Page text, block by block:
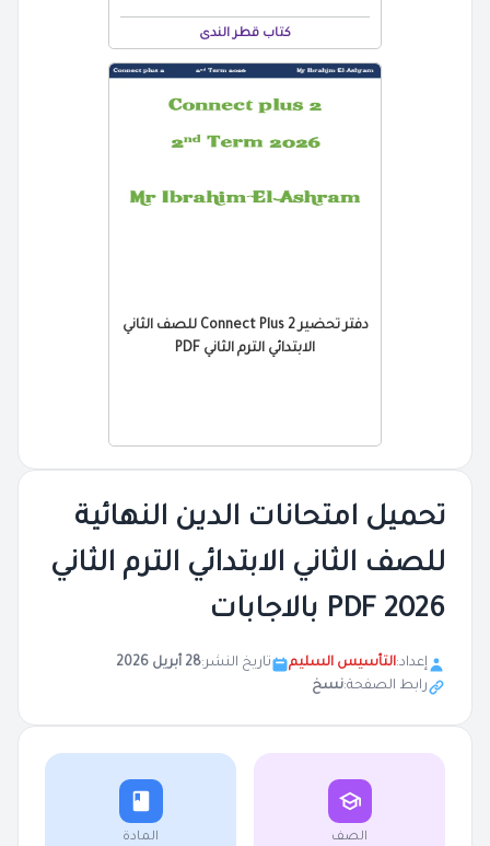
تحميل امتحانات الدين النهائية
للصف الثاني الابتدائي الترم الثاني
2026 PDF بالاجابات
إعداد:التأسيس السليم تاريخ النشر:28 أبريل 2026
رابط الصفحة:نسخ
الصف المادة
كتاب قطر الندى
دفتر تحضير Connect Plus 2 للصف الثاني
الابتدائي الترم الثاني PDF